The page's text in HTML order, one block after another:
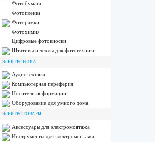
Фотобумага
Фотопленка
Фоторамки
Фотохимия
Цифровые фотокиоски
Штативы и чехлы для фототехники
ЭЛЕКТРОНИКА
Аудиотехника
Компьютерная переферия
Носители информации
Оборудование для умного дома
ЭЛЕКТРОТОВАРЫ
Аксессуары для электромонтажа
Инструменты для электромонтажа